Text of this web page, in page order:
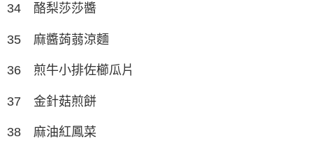
34 酪梨莎莎醬
35 麻醬蒟蒻涼麵
36 煎牛小排佐櫛瓜片
37 金針菇煎餅
38 麻油紅鳳菜